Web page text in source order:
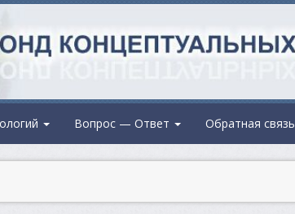
Вопрос — Ответ Обратная связь